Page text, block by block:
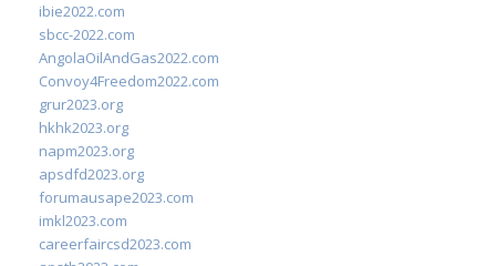
ibie2022.com
sbcc-2022.com
AngolaOilAndGas2022.com
Convoy4Freedom2022.com
grur2023.org
hkhk2023.org
napm2023.org
apsdfd2023.org
forumausape2023.com
imkl2023.com
careerfaircsd2023.com